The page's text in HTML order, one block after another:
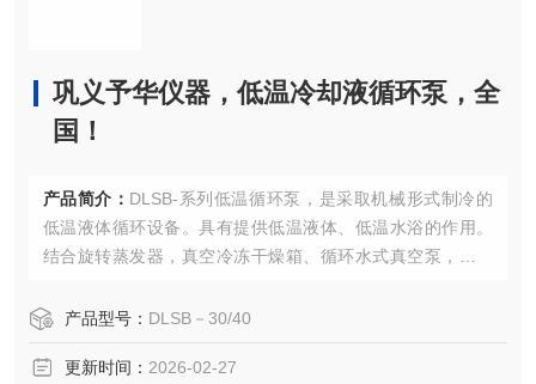
巩义予华仪器，低温冷却液循环泵，全
国！
产品简介： DLSB-系列低温循环泵，是采取机械形式制冷的
低温液体循环设备。具有提供低温液体、低温水浴的作用。
结合旋转蒸发器，真空冷冻干燥箱、循环水式真空泵，磁力
存。
镜、电子探针、超高真空溅射仪、X光机、激光器、加速齐电
产品型号： DLSB－30/40
更新时间： 2026-02-27